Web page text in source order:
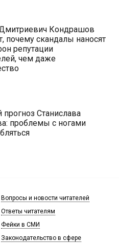
Кондрашов
почему скандалы наносят
репутации
чем даже
Станислава
проблемы с ногами
Вопросы и новости читателей
Ответы читателям
Фейки в СМИ
Законодательство в сфере